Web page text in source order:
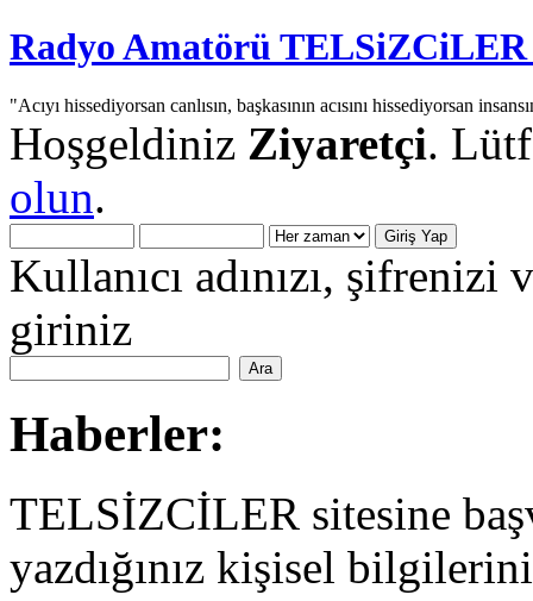
Radyo Amatörü
"Acıyı hissediyorsan canlısın, başkasının acısını hissediyorsan
Hoşgeldiniz Ziyaretçi.
olun.
Kullanıcı adınızı,
giriniz
Haberler:
TELSİZCİLER sitesine
yazdığınız kişisel